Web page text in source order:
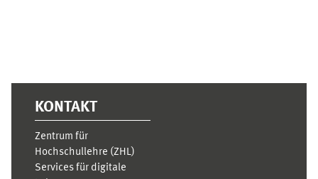
KONTAKT
Zentrum für
Hochschullehre (ZHL)
Services für digitale